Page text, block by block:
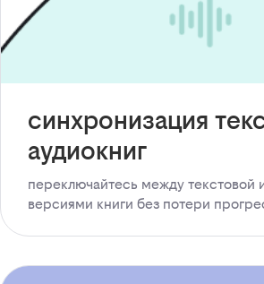
синхронизация
аудиокниг
переключайтесь между текстовой
версиями книги без потери